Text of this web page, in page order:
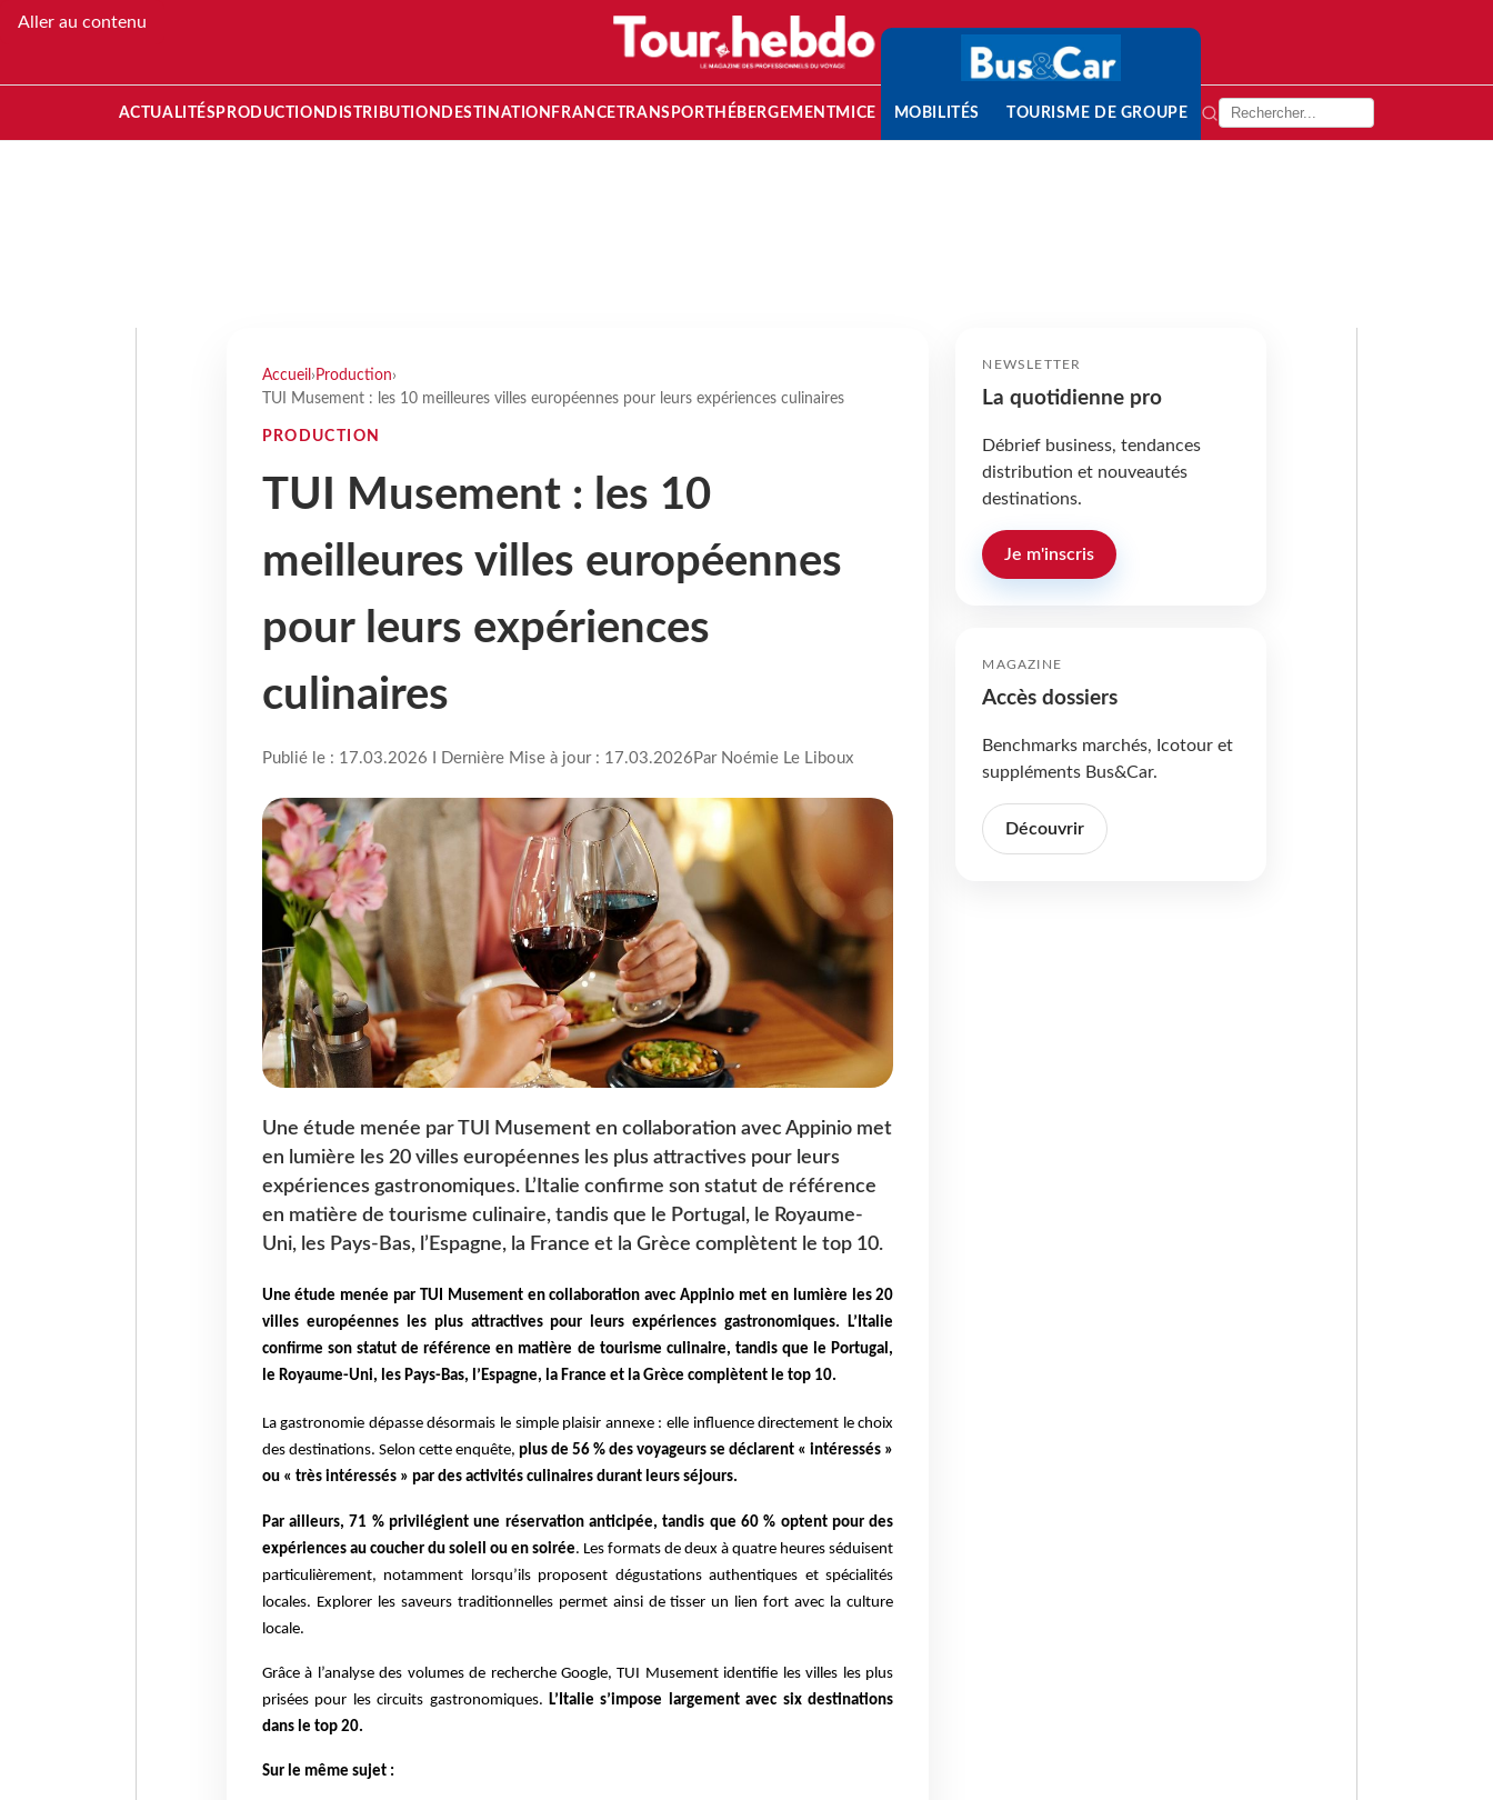
Aller au contenu
ACTUALITÉS PRODUCTION DISTRIBUTION DESTINATION FRANCETRANSPORT HÉBERGEMENTMICE MOBILITÉS TOURISME DE GROUPE
Accueil › Production›
TUI Musement : les 10 meilleures villes européennes pour leurs expériences culinaires
PRODUCTION
TUI Musement : les 10
meilleures villes européennes
pour leurs expériences
culinaires
Publié le : 17.03.2026 I Dernière Mise à jour : 17.03.2026 Par Noémie Le Liboux
Une étude menée par TUI Musement en collaboration avec Appinio met
en lumière les 20 villes européennes les plus attractives pour leurs
expériences gastronomiques. L’Italie confirme son statut de référence
en matière de tourisme culinaire, tandis que le Portugal, le Royaume-
Uni, les Pays-Bas, l’Espagne, la France et la Grèce complètent le top 10.
Une étude menée par TUI Musement en collaboration avec Appinio met en lumière les 20
villes européennes les plus attractives pour leurs expériences gastronomiques. L’Italie
confirme son statut de référence en matière de tourisme culinaire, tandis que le Portugal,
le Royaume-Uni, les Pays-Bas, l’Espagne, la France et la Grèce complètent le top 10.
La gastronomie dépasse désormais le simple plaisir annexe : elle influence directement le choix
des destinations. Selon cette enquête, plus de 56 % des voyageurs se déclarent « intéressés »
ou « très intéressés » par des activités culinaires durant leurs séjours.
Par ailleurs, 71 % privilégient une réservation anticipée, tandis que 60 % optent pour des
expériences au coucher du soleil ou en soirée. Les formats de deux à quatre heures séduisent
particulièrement, notamment lorsqu’ils proposent dégustations authentiques et spécialités
locales. Explorer les saveurs traditionnelles permet ainsi de tisser un lien fort avec la culture
locale.
Grâce à l’analyse des volumes de recherche Google, TUI Musement identifie les villes les plus
prisées pour les circuits gastronomiques. L’Italie s’impose largement avec six destinations
dans le top 20.
Sur le même sujet :
NEWSLETTER
La quotidienne pro
Débrief business, tendances
distribution et nouveautés
destinations.
Je m'inscris
MAGAZINE
Accès dossiers
Benchmarks marchés, Icotour et
suppléments Bus&Car.
Découvrir